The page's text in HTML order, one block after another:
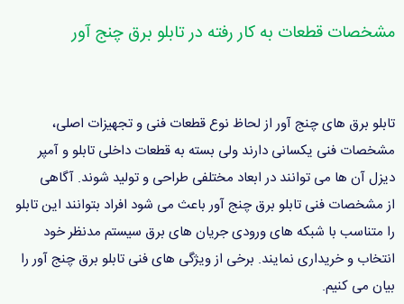
مشخصات قطعات به کار رفته در تابلو برق چنج آور
تابلو برق های چنج آور از لحاظ نوع قطعات فنی و تجهیزات اصلی،
مشخصات فنی یکسانی دارند ولی بسته به قطعات داخلی تابلو و آمپر
دیزل آن ها می توانند در ابعاد مختلفی طراحی و تولید شوند. آگاهی
از مشخصات فنی تابلو برق چنج آور باعث می شود افراد بتوانند این تابلو
را متناسب با شبکه های ورودی جریان های برق سیستم مدنظر خود
انتخاب و خریداری نمایند. برخی از ویژگی های فنی تابلو برق چنج آور را
بیان می کنیم.